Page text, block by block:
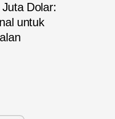
Dolar:
untuk